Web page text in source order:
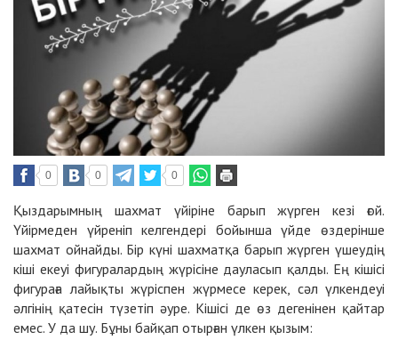
0 0 0
Қыздарымның шахмат үйіріне барып жүрген кезі ғой.
Үйірмеден үйреніп келгендері бойынша үйде өздерінше
шахмат ойнайды. Бір күні шахматқа барып жүрген үшеудің
кіші екеуі фигуралардың жүрісіне дауласып қалды. Ең кішісі
фигураға лайықты жүріспен жүрмесе керек, сәл үлкендеуі
әлгінің қатесін түзетіп әуре. Кішісі де өз дегенінен қайтар
емес. У да шу. Бұны байқап отырған үлкен қызым: